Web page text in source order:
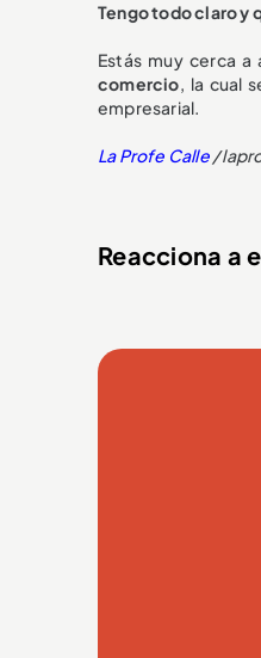
Tengo todo claro y
Estás muy cerca
comercio, la cual
empresarial.
La Profe Calle/
Reacciona a